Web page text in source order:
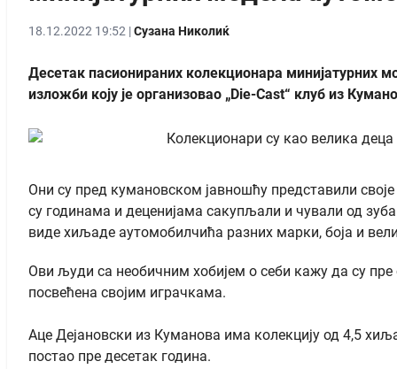
18.12.2022 19:52 |Сузана Николиќ
Десетак пасионираних колекционара минијатурних
изложби коју је организовао „Die-Cast“ клуб из
Они су пред кумановском јавношћу представили
су годинама и деценијама сакупљали и чували од
виде хиљаде аутомобилчића разних марки, боја и
Ови људи са необичним хобијем о себи кажу да су
посвећена својим играчкама.
Аце Дејановски из Куманова има колекцију од 4,5
постао пре десетак година.